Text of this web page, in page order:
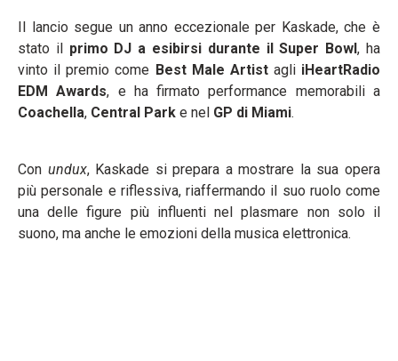
Il lancio segue un anno eccezionale per Kaskade, che è
stato il primo DJ a esibirsi durante il Super Bowl, ha
vinto il premio come Best Male Artistagli iHeartRadio
EDM Awards, e ha firmato performance memorabili a
Coachella, Central Park e nel GP di Miami.
Con undux, Kaskade si prepara a mostrare la sua opera
più personale e riflessiva, riaffermando il suo ruolo come
una delle figure più influenti nel plasmare non solo il
suono, ma anche le emozioni della musica elettronica.